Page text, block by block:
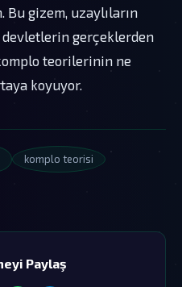
Bu gizem, uzaylıların
gerçeklerden
teorilerinin ne
koyuyor.
komplo teorisi
Paylaş